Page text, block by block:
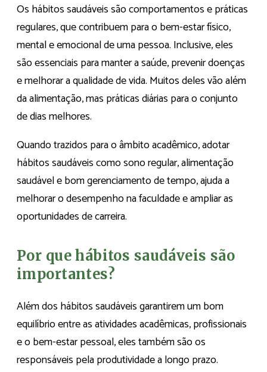
Os hábitos saudáveis são comportamentos e práticas
regulares, que contribuem para o bem-estar físico,
mental e emocional de uma pessoa. Inclusive, eles
são essenciais para manter a saúde, prevenir doenças
e melhorar a qualidade de vida. Muitos deles vão além
da alimentação, mas práticas diárias para o conjunto
de dias melhores.
Quando trazidos para o âmbito acadêmico, adotar
hábitos saudáveis como sono regular, alimentação
saudável e bom gerenciamento de tempo, ajuda a
melhorar o desempenho na faculdade e ampliar as
oportunidades de carreira.
Por que hábitos saudáveis são
importantes?
Além dos hábitos saudáveis garantirem um bom
equilíbrio entre as atividades acadêmicas, profissionais
e o bem-estar pessoal, eles também são os
responsáveis pela produtividade a longo prazo.